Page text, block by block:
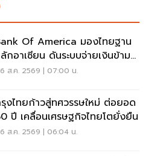
Of America มองไทยฐาน
กอาเซียน ดันระบบจ่ายเงินข้าม
มแดนเรียลไทม์
ส.ค. 2569 | 07:00 น.
งไทยก้าวสู่ทศวรรษใหม่ ต่อยอด
ปี เคลื่อนเศรษฐกิจไทยโตยั่งยืน
ส.ค. 2569 | 06:04 น.